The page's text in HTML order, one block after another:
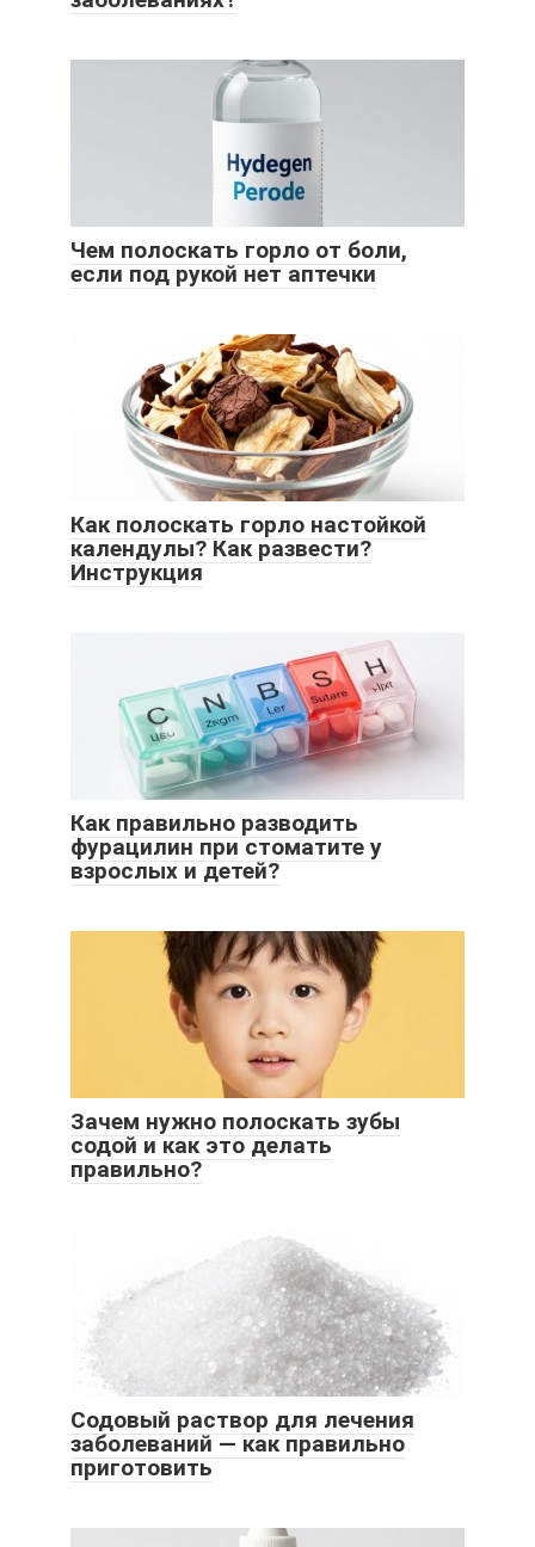
Чем полоскать горло от боли,
если под рукой нет аптечки
Как полоскать горло настойкой
календулы? Как развести?
Инструкция
Как правильно разводить
фурацилин при стоматите у
взрослых и детей?
Зачем нужно полоскать зубы
содой и как это делать
правильно?
Содовый раствор для лечения
заболеваний — как правильно
приготовить